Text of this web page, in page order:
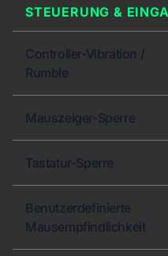
STEUERUNG &
Controller-Vibration /
Rumble
Mauszeiger-Sperre
Tastatur-Sperre
Benutzerdefinierte
Mausempfindlichkeit